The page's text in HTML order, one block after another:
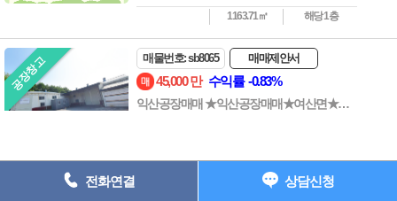
1163.71㎡ 해당 1층
공장창고 매물번호: sb8065 매매제안서
45,000만 수익률 -0.83%
익산공장매매 ★익산공장매매★여산면★공장전체동★매매가조정
매매제안서
전화연결 상담신청